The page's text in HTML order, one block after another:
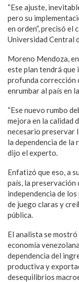
“Ese ajuste,
pero su
en orden”, precisó
Universidad Central
Moreno Mendoza,
este plan tendrá que
profunda corrección
enrumbar al país en
“Ese nuevo rumbo
mejora en la calidad
necesario preservar
la dependencia de la
dijo el experto.
Enfatizó que eso, a
país, la preservación
independencia de
de juego claras y
pública.
El analista se
economía
dependencia del
productiva y
desequilibrios